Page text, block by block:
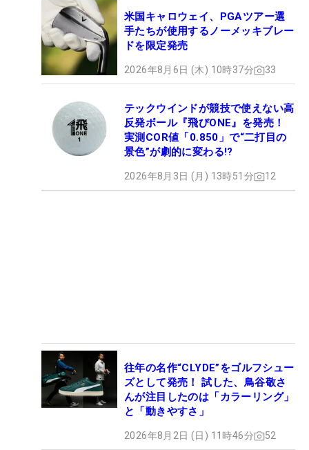
米国キャロウェイ、PGAツアー選
手たちが使用するノーメッキブレー
ドを限定発売
2026年8月6日 (木) 10時37分 33
テックウインドが競技で使えない高
反発ボール『飛びONE』を発売！
実測COR値「0.850」で“二打目の
景色”が劇的に変わる!?
2026年8月3日 (月) 13時51分 12
往年の名作“CLYDE”をゴルフシュー
ズとして発売！ 試した、鳥谷敬さ
んが注目したのは「カラーリング」
と「動きやすさ」
2026年8月2日 (日) 11時46分 52